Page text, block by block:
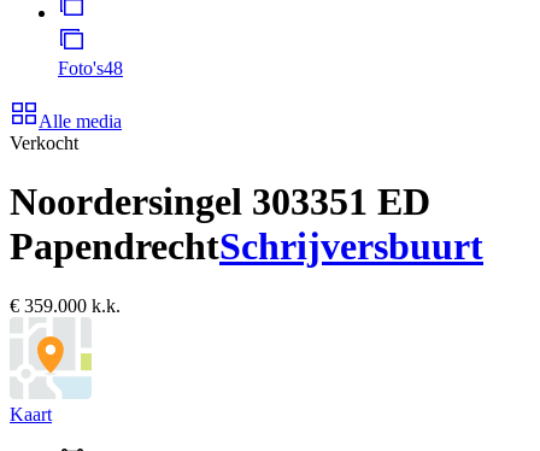
Foto's48
Alle media
Verkocht
Noordersingel 303351 ED
PapendrechtSchrijversbuurt
€ 359.000 k.k.
Kaart